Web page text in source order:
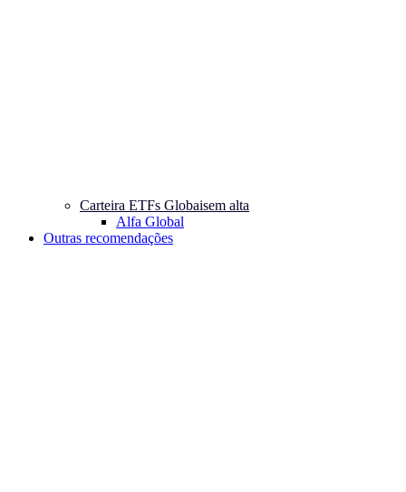
Carteira ETFs Globaisem alta
Alfa Global
Outras recomendações